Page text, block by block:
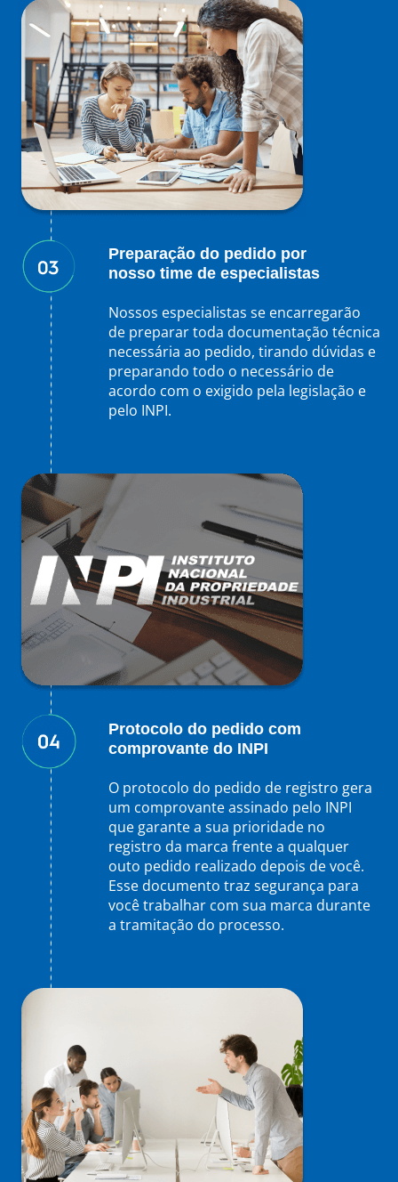
Preparação do pedido por
nosso time de especialistas
Nossos especialistas se encarregarão
de preparar toda documentação técnica
necessária ao pedido, tirando dúvidas e
preparando todo o necessário de
acordo com o exigido pela legislação e
pelo INPI.
Protocolo do pedido com
comprovante do INPI
O protocolo do pedido de registro gera
um comprovante assinado pelo INPI
que garante a sua prioridade no
registro da marca frente a qualquer
outo pedido realizado depois de você.
Esse documento traz segurança para
você trabalhar com sua marca durante
a tramitação do processo.